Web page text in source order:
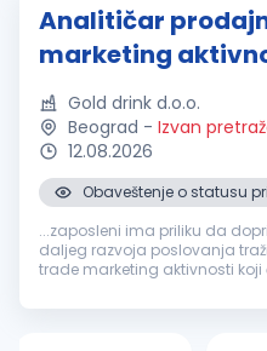
Analitičar
marketing
Gold drink d.o.o.
Beograd - Izvan
12.08.2026
Obaveštenje o statusu
...zaposleni ima priliku da
daljeg razvoja poslovanja
trade marketing aktivnosti koji
pozicije Misija